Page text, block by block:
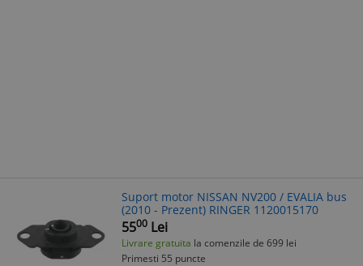
Suport motor NISSAN NV200 / EVALIA bus
(2010 - Prezent) RINGER 1120015170
5500 Lei
Livrare gratuita la comenzile de 699 lei
Primesti 55 puncte